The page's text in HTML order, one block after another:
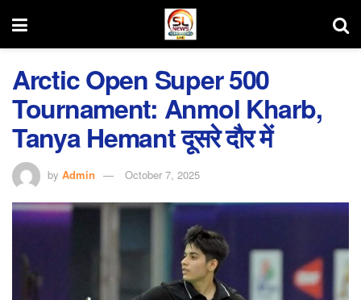
Arctic Open Super 500
Tournament: Anmol Kharb,
Tanya Hemant दूसरे दौर में
by Admin October 7, 2025